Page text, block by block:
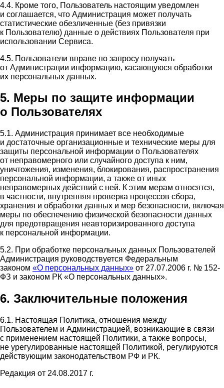
4.4. Кроме того, Пользователь настоящим уведомлен
и соглашается, что Администрация может получать
статистические обезличенные (без привязки
к Пользователю) данные о действиях Пользователя при
использовании Сервиса.
4.5. Пользователи вправе по запросу получать
от Администрации информацию, касающуюся обработки
их персональных данных.
5. Меры по защите информации
о Пользователях
5.1. Администрация принимает все необходимые
и достаточные организационные и технические меры для
защиты персональной информации о Пользователях
от неправомерного или случайного доступа к ним,
уничтожения, изменения, блокирования, распространения
персональной информации, а также от иных
неправомерных действий с ней. К этим мерам относятся,
в частности, внутренняя проверка процессов сбора,
хранения и обработки данных и мер безопасности, включая
меры по обеспечению физической безопасности данных
для предотвращения неавторизированного доступа
к персональной информации.
5.2. При обработке персональных данных Пользователей
Администрация руководствуется Федеральным
законом «О персональных данных» от 27.07.2006 г. № 152-
ФЗ и законом РК «О персональных данных».
6. Заключительные положения
6.1. Настоящая Политика, отношения между
Пользователем и Администрацией, возникающие в связи
с применением настоящей Политики, а также вопросы,
не урегулированные настоящей Политикой, регулируются
действующим законодательством РФ и РК.
Редакция от 24.08.2017 г.